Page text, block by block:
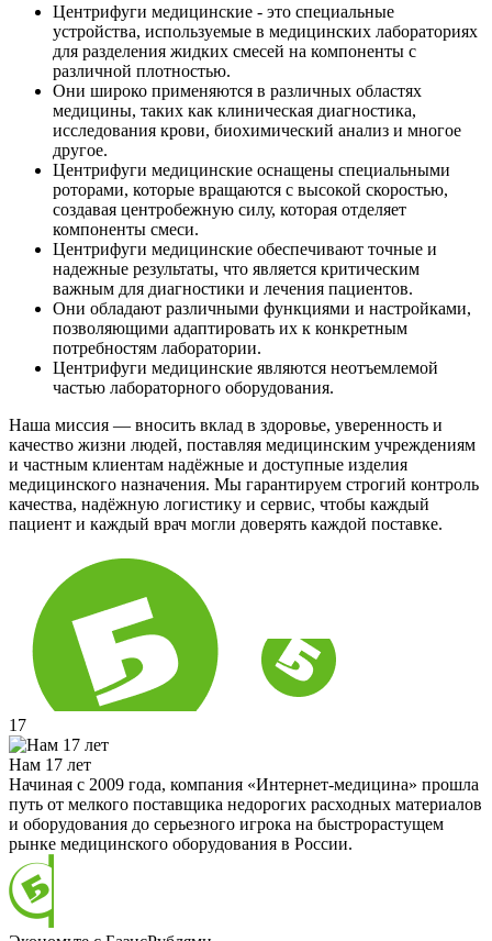
Центрифуги медицинские - это специальные
устройства, используемые в медицинских лабораториях
для разделения жидких смесей на компоненты с
различной плотностью.
Они широко применяются в различных областях
медицины, таких как клиническая диагностика,
исследования крови, биохимический анализ и многое
другое.
Центрифуги медицинские оснащены специальными
роторами, которые вращаются с высокой скоростью,
создавая центробежную силу, которая отделяет
компоненты смеси.
Центрифуги медицинские обеспечивают точные и
надежные результаты, что является критическим
важным для диагностики и лечения пациентов.
Они обладают различными функциями и настройками,
позволяющими адаптировать их к конкретным
потребностям лаборатории.
Центрифуги медицинские являются неотъемлемой
частью лабораторного оборудования.
Наша миссия — вносить вклад в здоровье, уверенность и
качество жизни людей, поставляя медицинским учреждениям
и частным клиентам надёжные и доступные изделия
медицинского назначения. Мы гарантируем строгий контроль
качества, надёжную логистику и сервис, чтобы каждый
пациент и каждый врач могли доверять каждой поставке.
17
Нам 17 лет
Начиная с 2009 года, компания «Интернет-медицина» прошла
путь от мелкого поставщика недорогих расходных материалов
и оборудования до серьезного игрока на быстрорастущем
рынке медицинского оборудования в России.